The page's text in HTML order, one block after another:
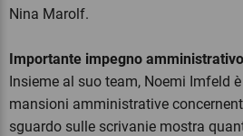
Nina Marolf.
Importante impegno amministrativo
Insieme al suo team, Noemi Imfeld
mansioni amministrative
sguardo sulle scrivanie mostra